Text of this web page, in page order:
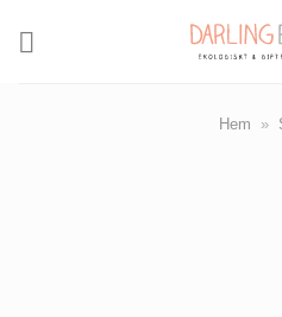
Hem »